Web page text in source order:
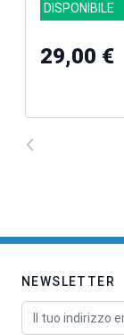
DISPONIBILE
29,00 €
NEWSLETTER
Indirizzo email